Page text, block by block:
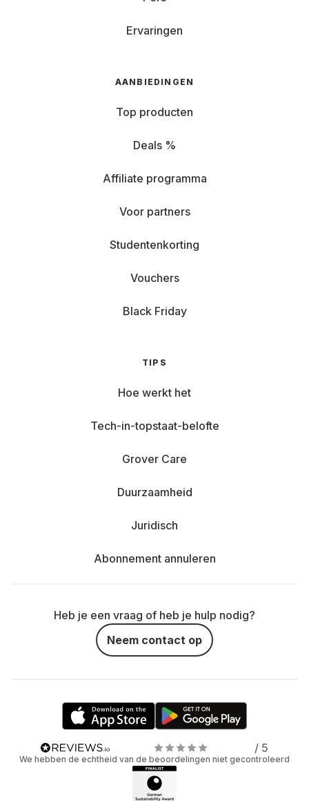
Ervaringen
AANBIEDINGEN
Top producten
Deals %
Affiliate programma
Voor partners
Studentenkorting
Vouchers
Black Friday
TIPS
Hoe werkt het
Tech-in-topstaat-belofte
Grover Care
Duurzaamheid
Juridisch
Abonnement annuleren
Heb je een vraag of heb je hulp nodig?
Neem contact op
/ 5
We hebben de echtheid van de beoordelingen niet gecontroleerd